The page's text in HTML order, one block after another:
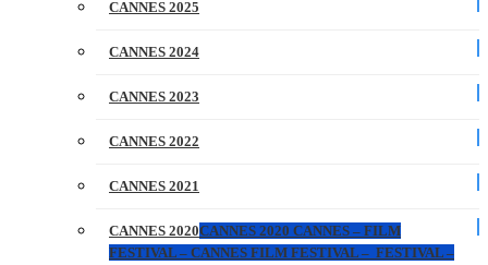
CANNES 2025
CANNES 2024
CANNES 2023
CANNES 2022
CANNES 2021
CANNES 2020CANNES 2020 CANNES – FILM
FESTIVAL – CANNES FILM FESTIVAL – FESTIVAL –